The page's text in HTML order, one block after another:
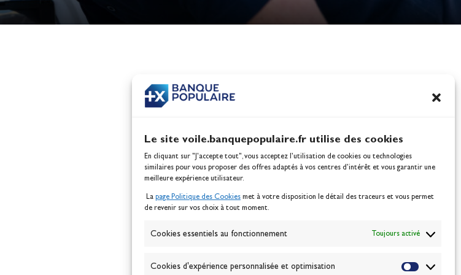
Le site voile.banquepopulaire.fr utilise des cookies
En cliquant sur "J'accepte tout", vous acceptez l’utilisation de cookies ou technologies
similaires pour vous proposer des offres adaptés à vos centres d’intérêt et vous garantir une
meilleure expérience utilisateur.
La page Politique des Cookies met à votre disposition le détail des traceurs et vous permet
de revenir sur vos choix à tout moment.
Cookies essentiels au fonctionnement Toujours activé
Cookies d'expérience personnalisée et optimisation
Berthomieu, vice-championnes
100% Glisse - Écoles
ABONNEZ-VOUS